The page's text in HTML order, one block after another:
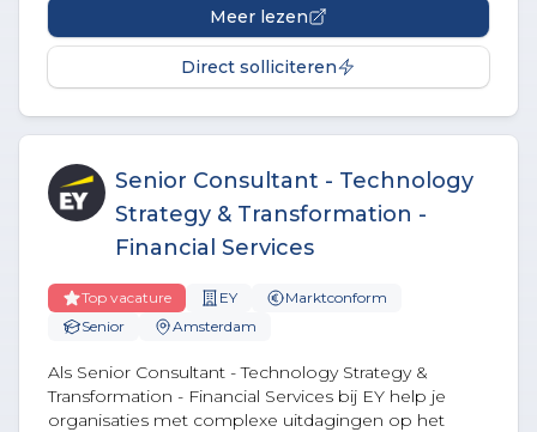
Meer lezen
Direct solliciteren
Senior Consultant - Technology
Strategy & Transformation -
Financial Services
Top vacature EY
Marktconform
Senior
Amsterdam
Als Senior Consultant - Technology Strategy &
Transformation - Financial Services bij EY help je
organisaties met complexe uitdagingen op het